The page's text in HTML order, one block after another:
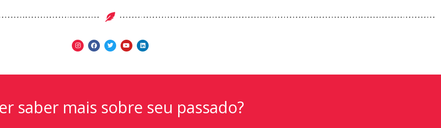
saber mais sobre seu passado?